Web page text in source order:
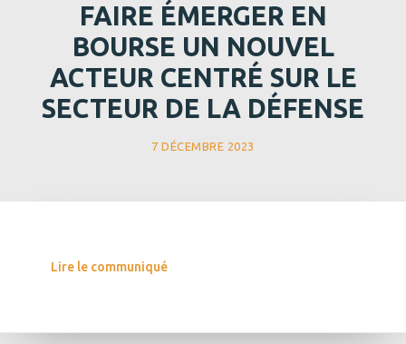
FAIRE ÉMERGER EN
BOURSE UN NOUVEL
ACTEUR CENTRÉ SUR LE
SECTEUR DE LA DÉFENSE
7 DÉCEMBRE 2023
Lire le communiqué